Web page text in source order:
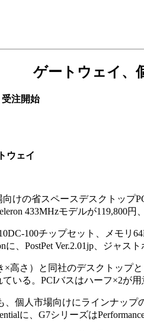
ゲートウェイ、
受注開始
ウェイ
けの省スペースデスクトップ
433MHzモデルが119,800円
100チップセット、メモリ
に、PostPet Ver.2.01jp、ジャス
高さ）と同社のデスクトップ
いる。PCIバスはハーフ×2が用
個人市場向けにラインナップ
に、G7シリーズは